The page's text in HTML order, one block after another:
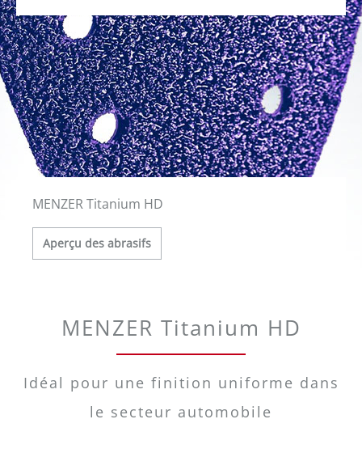
MENZER Titanium HD
Aperçu des abrasifs
MENZER Titanium HD
Idéal pour une finition uniforme dans
le secteur automobile